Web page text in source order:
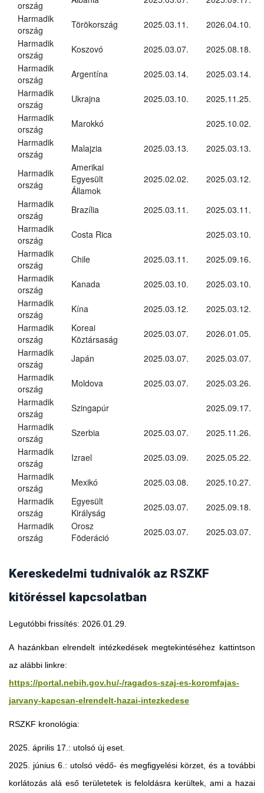
ország
Harmadik
ország
Törökország 2025.03.11.
2026.04.10.
Harmadik
ország
Koszovó 2025.03.07.
2025.08.18.
Harmadik
ország
Argentína 2025.03.14.
2025.03.14.
Harmadik
ország
Ukrajna 2025.03.10.
2025.11.25.
Harmadik
ország
Marokkó
2025.10.02.
Harmadik
ország
Malajzia 2025.03.13. 2025.03.13.
Harmadik
ország
Amerikai
Egyesült
Államok
2025.02.02. 2025.03.12.
Harmadik
ország
Brazília 2025.03.11.
2025.03.11.
Harmadik
ország
Costa Rica
2025.03.10.
Harmadik
ország
Chile 2025.03.11.
2025.09.16.
Harmadik
ország
Kanada 2025.03.10.
2025.03.10.
Harmadik
ország
Kína 2025.03.12.
2025.03.12.
Harmadik
ország
Koreai
Köztársaság
2025.03.07.
2026.01.05.
Harmadik
ország
Japán 2025.03.07.
2025.03.07.
Harmadik
ország
Moldova 2025.03.07.
2025.03.26.
Harmadik
ország
Szingapúr
2025.09.17.
Harmadik
ország
Szerbia 2025.03.07.
2025.11.26.
Harmadik
ország
Izrael 2025.03.09.
2025.05.22.
Harmadik
ország
Mexikó 2025.03.08.
2025.10.27.
Harmadik
ország
Egyesült
Királyság
2025.03.07.
2025.09.18.
Harmadik
ország
Orosz
Föderáció
2025.03.07. 2025.03.07.
Kereskedelmi tudnivalók az RSZKF
kitöréssel kapcsolatban
Legutóbbi frissítés: 2026.01.29.
A hazánkban elrendelt intézkedések megtekintéséhez kattintson
az alábbi linkre:
https://portal.nebih.gov.hu/-/ragados-szaj-es-koromfajas-
jarvany-kapcsan-elrendelt-hazai-intezkedese
RSZKF kronológia:
2025. április 17.: utolsó új eset.
2025. június 6.: utolsó védő- és megfigyelési körzet, és a további
korlátozás alá eső területetek is feloldásra kerültek, ami a hazai
Georgia